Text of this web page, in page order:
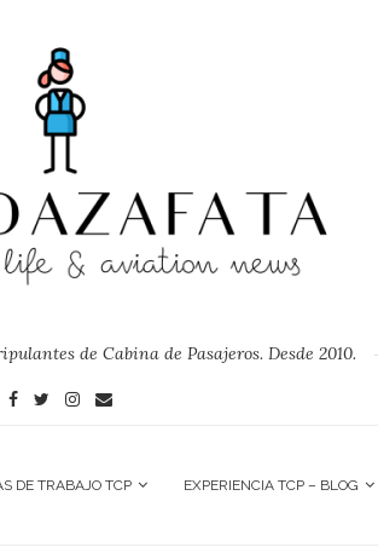
de Cabina de Pasajeros. Desde 2010.
DE TRABAJO TCP EXPERIENCIA TCP – BLOG